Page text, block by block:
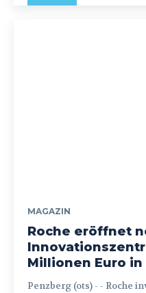
MAGAZIN
Roche eröffnet
Millionen Euro in
Penzberg (ots) - - Roche investiert 300 Millionen Euro in